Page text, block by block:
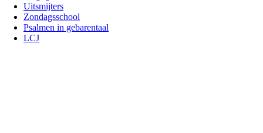
Uitsmijters
Zondagsschool
Psalmen in gebarentaal
LCJ